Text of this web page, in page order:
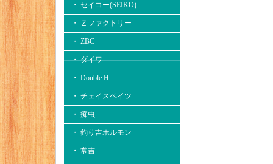
・ セイコー(SEIKO)
・ Ｚファクトリー
・ ZBC
・ ダイワ
・ Double.H
・ チェイスベイツ
・ 痴虫
・ 釣り吉ホルモン
・ 常吉